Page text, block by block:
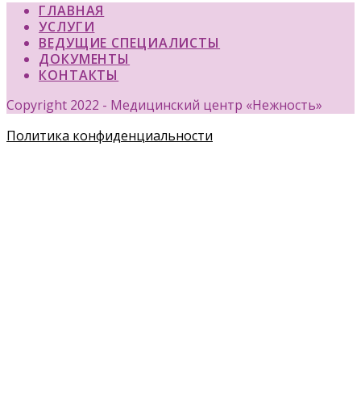
ГЛАВНАЯ
УСЛУГИ
ВЕДУЩИЕ СПЕЦИАЛИСТЫ
ДОКУМЕНТЫ
КОНТАКТЫ
Copyright 2022 - Медицинский центр «Нежность»
Политика конфиденциальности